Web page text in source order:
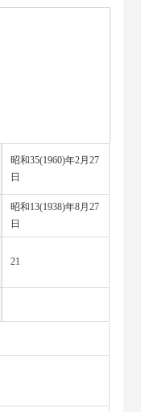
昭和35(1960)年2月27
日
昭和13(1938)年8月27
日
21